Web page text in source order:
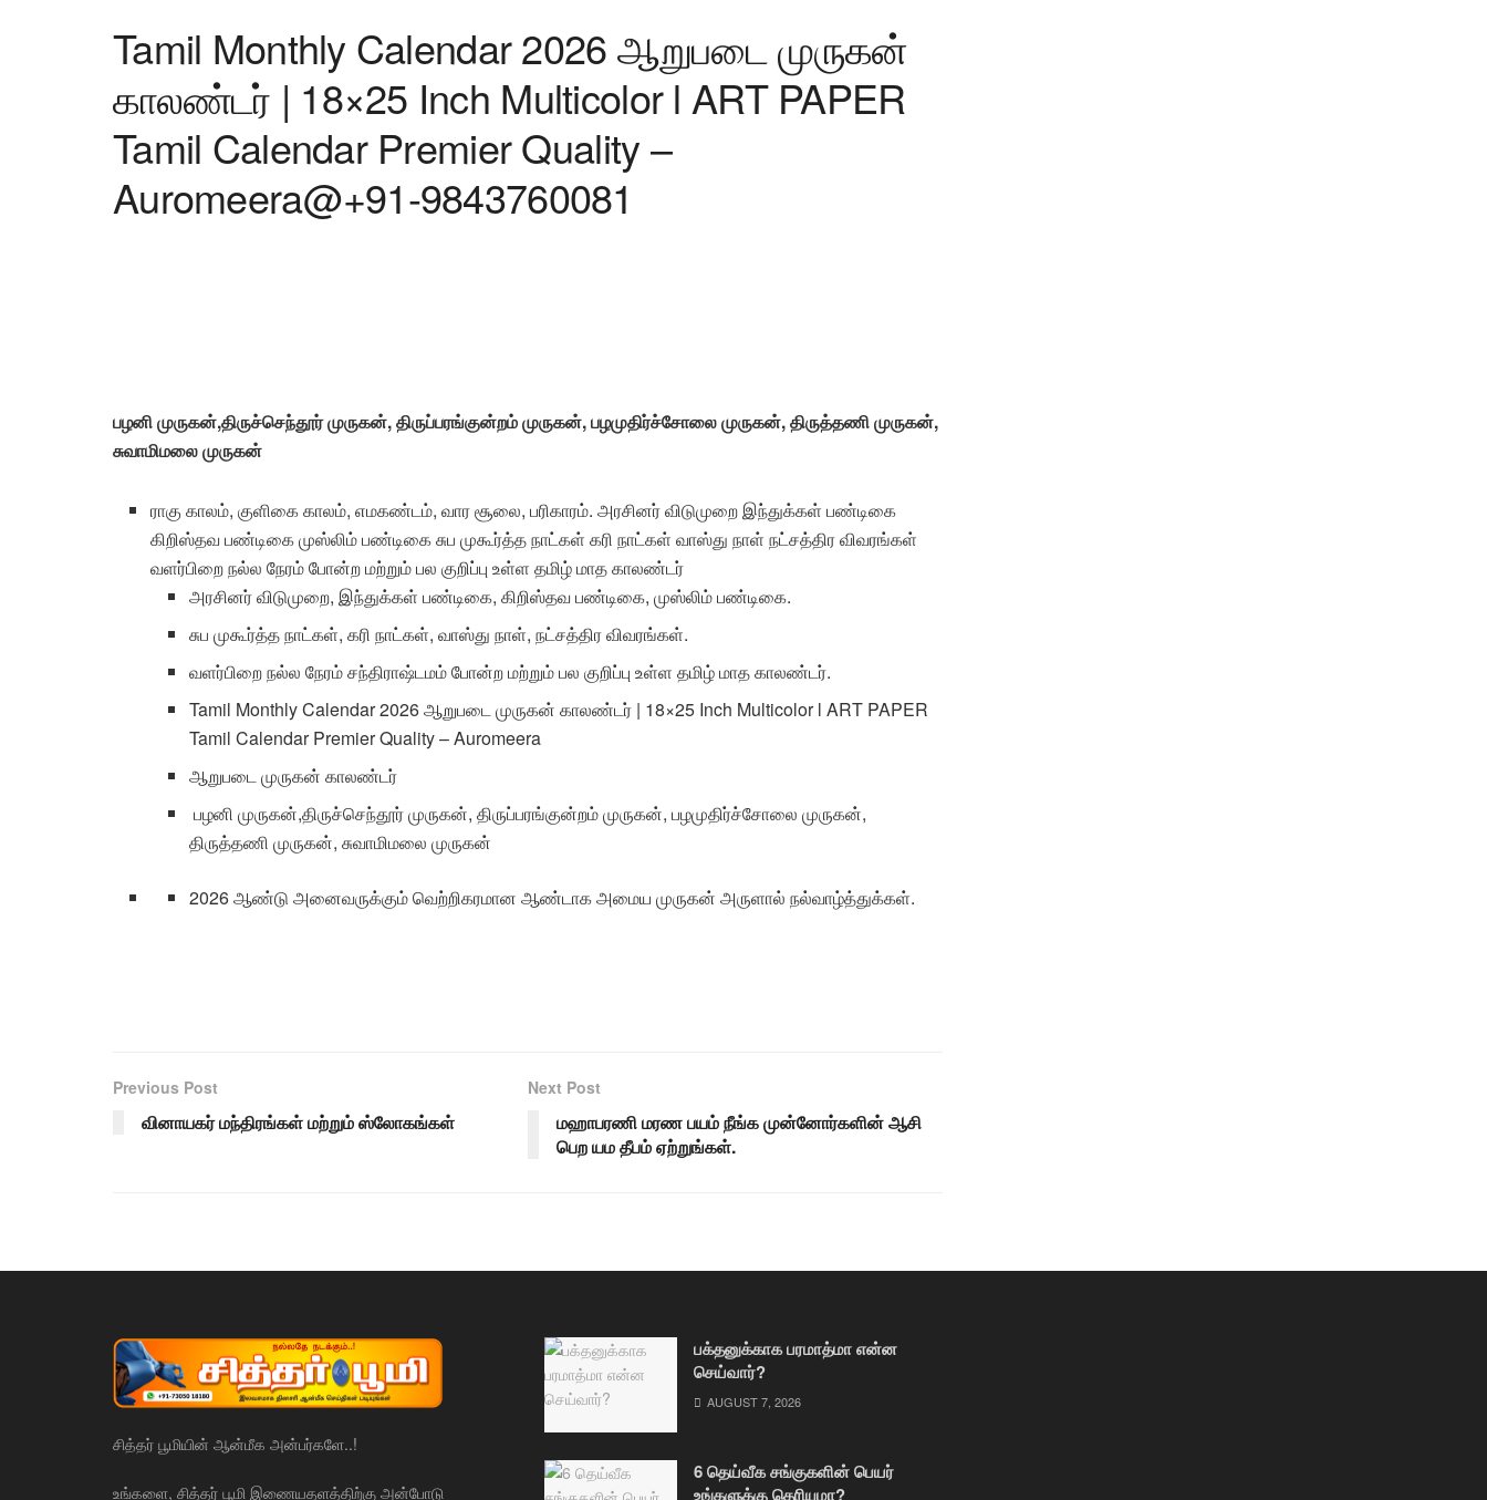
Tamil Monthly Calendar 2026 ஆறுபடை முருகன்
காலண்டர் | 18×25 Inch Multicolor l ART PAPER
Tamil Calendar Premier Quality –
Auromeera@+91-9843760081
பழனி முருகன்,திருச்செந்தூர் முருகன், திருப்பரங்குன்றம் முருகன், பழமுதிர்ச்சோலை முருகன், திருத்தணி முருகன்,
சுவாமிமலை முருகன்
ராகு காலம், குளிகை காலம், எமகண்டம், வார சூலை, பரிகாரம். அரசினர் விடுமுறை இந்துக்கள் பண்டிகை
கிறிஸ்தவ பண்டிகை முஸ்லிம் பண்டிகை சுப முகூர்த்த நாட்கள் கரி நாட்கள் வாஸ்து நாள் நட்சத்திர விவரங்கள்
வளர்பிறை நல்ல நேரம் போன்ற மற்றும் பல குறிப்பு உள்ள தமிழ் மாத காலண்டர்
அரசினர் விடுமுறை, இந்துக்கள் பண்டிகை, கிறிஸ்தவ பண்டிகை, முஸ்லிம் பண்டிகை.
சுப முகூர்த்த நாட்கள், கரி நாட்கள், வாஸ்து நாள், நட்சத்திர விவரங்கள்.
வளர்பிறை நல்ல நேரம் சந்திராஷ்டமம் போன்ற மற்றும் பல குறிப்பு உள்ள தமிழ் மாத காலண்டர்.
Tamil Monthly Calendar 2026 ஆறுபடை முருகன் காலண்டர் | 18×25 Inch Multicolor l ART PAPER
Tamil Calendar Premier Quality – Auromeera
ஆறுபடை முருகன் காலண்டர்
பழனி முருகன்,திருச்செந்தூர் முருகன், திருப்பரங்குன்றம் முருகன், பழமுதிர்ச்சோலை முருகன்,
திருத்தணி முருகன், சுவாமிமலை முருகன்
2026 ஆண்டு அனைவருக்கும் வெற்றிகரமான ஆண்டாக அமைய முருகன் அருளால் நல்வாழ்த்துக்கள்.
Previous Post
வினாயகர் மந்திரங்கள் மற்றும் ஸ்லோகங்கள்
Next Post
மஹாபரணி மரண பயம் நீங்க முன்னோர்களின் ஆசி
பெற யம தீபம் ஏற்றுங்கள்.
சித்தர் பூமியின் ஆன்மீக அன்பர்களே..!
உங்களை, சித்தர் பூமி இணையதளத்திற்கு அன்போடு
பக்தனுக்காக பரமாத்மா என்ன
செய்வார்?
AUGUST 7, 2026
6 தெய்வீக சங்குகளின் பெயர்
உங்களுக்கு தெரியுமா?